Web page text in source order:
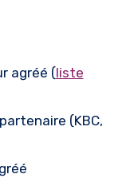
agréé (liste
(KBC,